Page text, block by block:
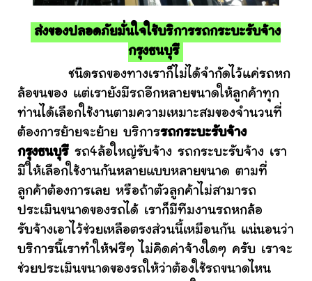
ส่งของปลอดภัยมั่นใจใช้บริการรถกระบะรับจ้าง
กรุงธนบุรี
ชนิดรถของทางเราก็ไม่ได้จำกัดไว้แค่รถหก
ล้อขนของ แต่เรายังมีรถอีกหลายขนาดให้ลูกค้าทุก
ท่านได้เลือกใช้งานตามความเหมาะสมของจำนวนที่
ต้องการย้ายจะย้าย บริการรถกระบะรับจ้าง
กรุงธนบุรี รถ4ล้อใหญ่รับจ้าง รถกระบะรับจ้าง เรา
มีให้เลือกใช้งานกันหลายแบบหลายขนาด ตามที่
ลูกค้าต้องการเลย หรือถ้าตัวลูกค้าไม่สามารถ
ประเมินขนาดของรถได้ เราก็มีทีมงานรถหกล้อ
รับจ้างเอาไว้ช่วยเหลือตรงส่วนนี้เหมือนกัน แน่นอนว่า
บริการนี้เราทำให้ฟรีๆ ไม่คิดค่าจ้างใดๆ ครับ เราจะ
ช่วยประเมินขนาดของรถให้ว่าต้องใช้รถขนาดไหน